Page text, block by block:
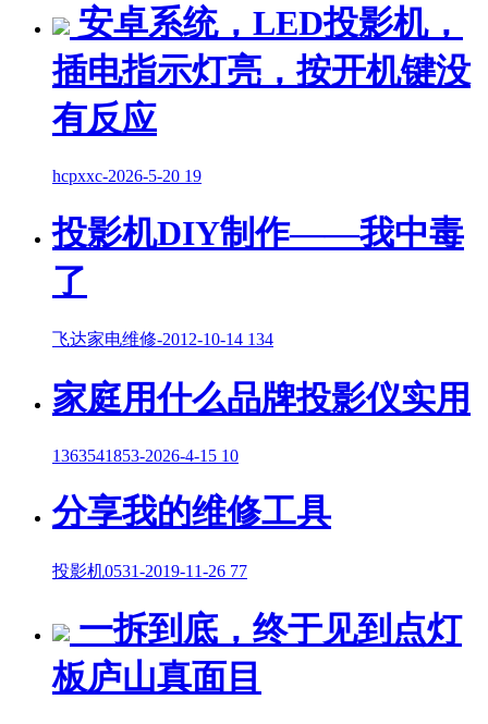
安卓系统，LED投影机，
插电指示灯亮，按开机键没
有反应
hcpxxc-2026-5-20 19
投影机DIY制作——我中毒
了
飞达家电维修-2012-10-14 134
家庭用什么品牌投影仪实用
1363541853-2026-4-15 10
分享我的维修工具
投影机0531-2019-11-26 77
一拆到底，终于见到点灯
板庐山真面目